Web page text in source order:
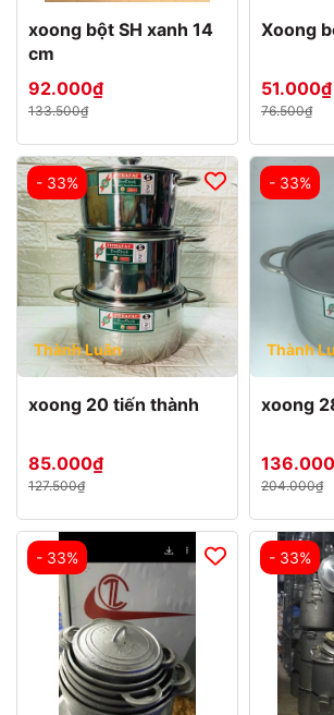
xoong bột SH xanh 14
cm
92.000₫
133.500₫
Xoong
51.000₫
76.500₫
- 33%
Thành Luân
xoong 20 tiến thành
85.000₫
127.500₫
- 33%
Thành
xoong
204.000₫
- 33% - 33%